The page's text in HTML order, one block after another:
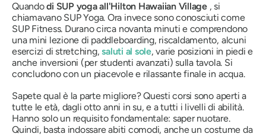
Quandodi SUP yoga all'Hilton Hawaiian Village , si
chiamavano SUP Yoga. Ora invece sono conosciuti come
SUP Fitness. Durano circa novanta minuti e comprendono
una mini lezione di paddleboarding, riscaldamento, alcuni
esercizi di stretching,saluti al sole, varie posizioni in piedi e
anche inversioni (per studenti avanzati) sulla tavola. Si
concludono con un piacevole e rilassante finale in acqua.
Sapete qual è la parte migliore? Questi corsi sono aperti a
tutte le età, dagli otto anni in su, e a tutti i livelli di abilità.
Hanno solo un requisito fondamentale: saper nuotare.
Quindi, basta indossare abiti comodi, anche un costume da